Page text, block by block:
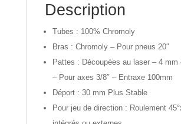
Description
Tubes : 100% Chromoly
Bras : Chromoly – Pour pneus 20″
Pattes : Découpées au laser – 4 mm
– Pour axes 3/8″ – Entraxe 100mm
Déport : 30 mm Plus Stable
Pour jeu de direction : Roulement